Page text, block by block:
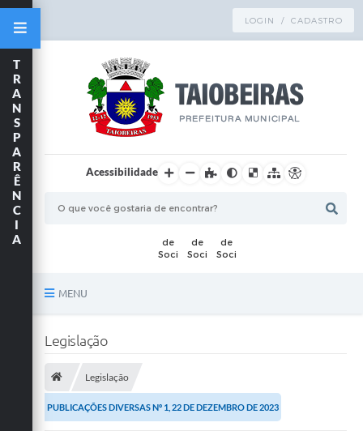
LOGIN / CADASTRO
Acessibilidade
MENU
Publicações
A Prefeitura
T
R
A
N
S
P
A
R
Ê
N
C
I
A
Legislação
Legislação
PUBLICAÇÕES DIVERSAS Nº 1, 22 DE DEZEMBRO DE 2023